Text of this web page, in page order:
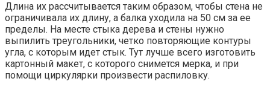
Длина их рассчитывается таким образом, чтобы стена не
ограничивала их длину, а балка уходила на 50 см за ее
пределы. На месте стыка дерева и стены нужно
выпилить треугольники, четко повторяющие контуры
угла, с которым идет стык. Тут лучше всего изготовить
картонный макет, с которого снимется мерка, и при
помощи циркулярки произвести распиловку.